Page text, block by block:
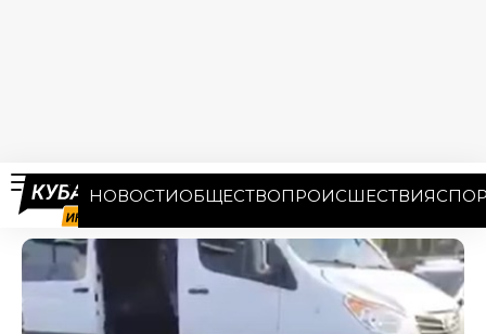
НОВОСТИОБЩЕСТВОПРОИСШЕСТВИЯ